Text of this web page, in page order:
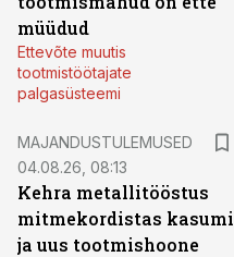
müüdud
Ettevõte muutis
tootmistöötajate
palgasüsteemi
MAJANDUSTULEMUSED
04.08.26, 08:13
Kehra metallitööstus
mitmekordistas kasumi
ja uus tootmishoone